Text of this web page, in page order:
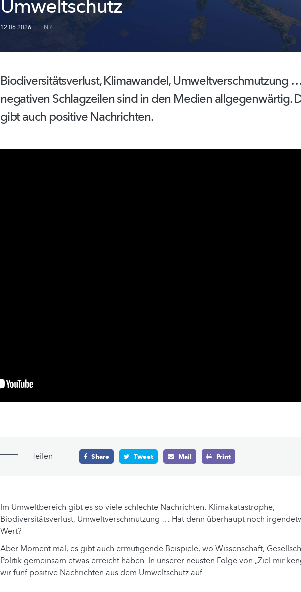
Umweltschutz
12.06.2026 | FNR
Biodiversitätsverlust,Klimawandel,Umweltverschmutzung
negativen Schlagzeilen sind in den Medien allgegenwärtig.
gibt auch positive Nachrichten.
Teilen Share Tweet Mail Print
Im Umweltbereich gibt es so viele schlechte Nachrichten: Klimakatastrophe,
Biodiversitätsverlust, Umweltverschmutzung … Hat denn überhaupt noch
Wert?
Aber Moment mal, es gibt auch ermutigende Beispiele, wo Wissenschaft,
Politik gemeinsam etwas erreicht haben. In unserer neusten Folge von „Ziel mir
wir fünf positive Nachrichten aus dem Umweltschutz auf.